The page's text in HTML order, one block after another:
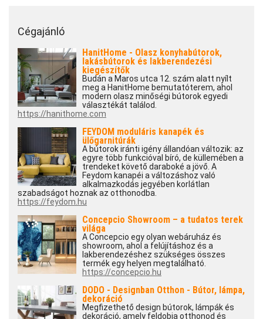
Cégajánló
HanitHome - Olasz konyhabútorok,
lakásbútorok és lakberendezési
kiegészítők
Budán a Maros utca 12. szám alatt nyílt
meg a HanitHome bemutatóterem, ahol
modern olasz minőségi bútorok egyedi
választékát találod.
https://hanithome.com
FEYDOM moduláris kanapék és
ülőgarnitúrák
A bútorok iránti igény állandóan változik: az
egyre több funkcióval bíró, de küllemében a
trendeket követő daraboké a jövő. A
Feydom kanapéi a változáshoz való
alkalmazkodás jegyében korlátlan
szabadságot hoznak az otthonodba.
https://feydom.hu
Concepcio Showroom – a tudatos terek
világa
A Concepcio egy olyan webáruház és
showroom, ahol a felújításhoz és a
lakberendezéshez szükséges összes
termék egy helyen megtalálható.
https://concepcio.hu
DODO - Designban Otthon - Bútor, lámpa,
dekoráció
Megfizethető design bútorok, lámpák és
dekoráció, amely feldobja otthonod és